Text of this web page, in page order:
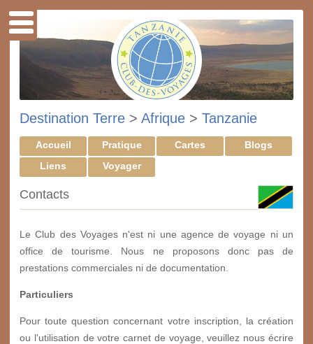
Destination Terre > Afrique > Tanzanie
Accueil Pratique Cartes
Blogs
Liens
Voyager
Contacts
Le Club des Voyages n'est ni une agence de voyage ni un
office de tourisme. Nous ne proposons donc pas de
prestations commerciales ni de documentation.
Particuliers
Pour toute question concernant votre inscription, la création
ou l'utilisation de votre carnet de voyage, veuillez nous écrire